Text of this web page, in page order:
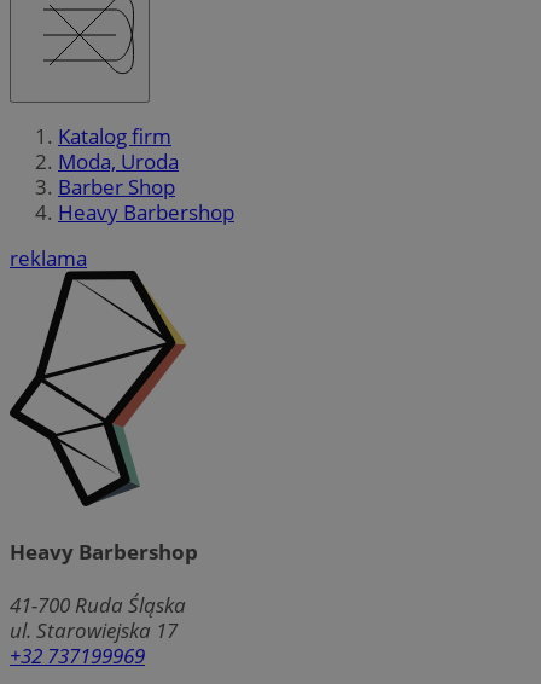
Katalog firm
Moda, Uroda
Barber Shop
Heavy Barbershop
reklama
Heavy Barbershop
41-700 Ruda Śląska
ul. Starowiejska 17
+32 737199969